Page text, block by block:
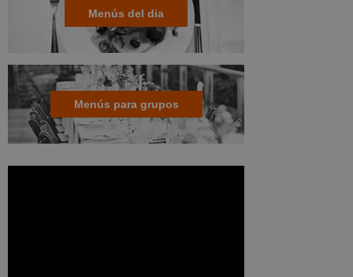
Menús del dia
Menús para grupos